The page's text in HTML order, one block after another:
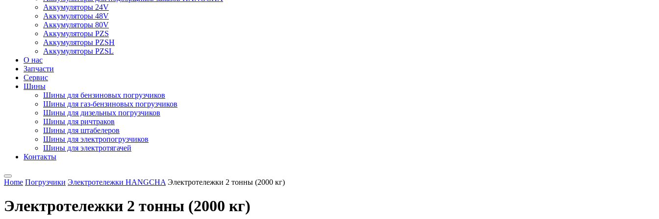
Аккумуляторы 24V
Аккумуляторы 48V
Аккумуляторы 80V
Аккумуляторы PZS
Аккумуляторы PZSH
Аккумуляторы PZSL
О нас
Запчасти
Сервис
Шины
Шины для бензиновых погрузчиков
Шины для газ-бензиновых погрузчиков
Шины для дизельных погрузчиков
Шины для ричтраков
Шины для штабелеров
Шины для электропогрузчиков
Шины для электротягачей
Контакты
Home Погрузчики Электротележки HANGCHA Электротележки 2 тонны (2000 кг)
Электротележки 2 тонны (2000 кг)